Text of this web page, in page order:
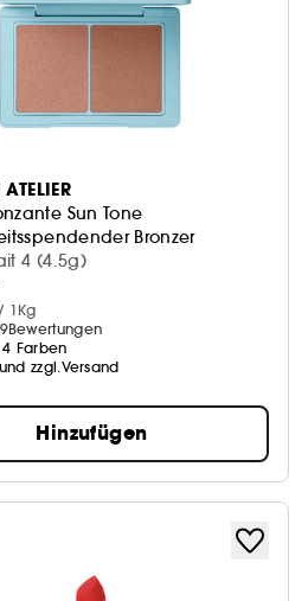
Sun Tone
Bronzer
4 (4.5g)
1Kg
Bewertungen
Farben
zzgl.Versand
Hinzufügen